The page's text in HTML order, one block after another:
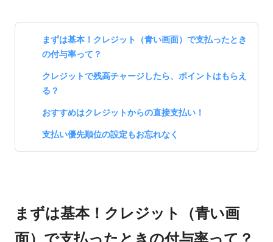
まずは基本！クレジット（青い画面）で支払ったとき
の付与率って？
クレジットで残高チャージしたら、ポイントはもらえ
る？
おすすめはクレジットからの直接支払い！
支払い優先順位の設定もお忘れなく
まずは基本！クレジット（青い画